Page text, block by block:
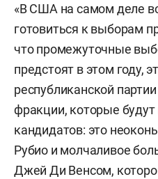
«В США на самом деле
готовиться к выборам
что промежуточные
предстоят в этом году,
республиканской
фракции, которые
кандидатов: это
Рубио и молчаливое
Джей Ди Венсом,